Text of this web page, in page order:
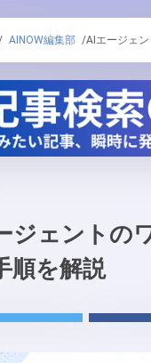
AINOW編集部 /AIエージェ
ジェントの
順を解説